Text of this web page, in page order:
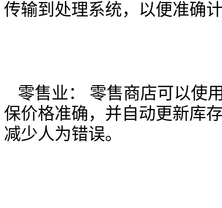
传输到处理系统，以便准确
零售业： 零售商店可以使
保价格准确，并自动更新库
减少人为错误。